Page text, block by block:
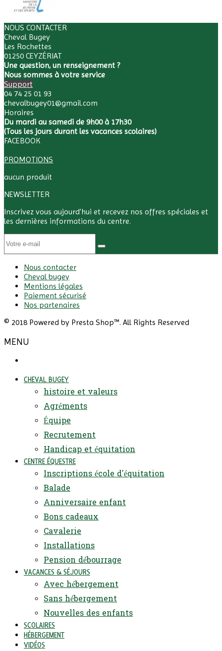
NOUS CONTACTER
Cheval Bugey
Les Rochettes
01250 CEYZÉRIAT
Une question, un renseignement ?
Nous sommes à votre service
Support
04 74 25 01 93
chevalbugey01@gmail.com
Horaires
Du mardi au samedi de 9h00 à 17h30
(Tous les jours durant les vacances scolaires)
FACEBOOK
PROMOTIONS
aucun produit
NEWSLETTER
Inscrivez vous aujourd'hui et recevez nos offres spéciales et
les dernières informations du centre.
Nous contacter
Cheval bugey
Mentions légales
Paiement sécurisé
Nos partenaires
© 2018 Powered by Presta Shop™. All Rights Reserved
MENU
CHEVAL BUGEY
histoire et valeurs
Agréments
Équipe
Recrutement
Handicap et équitation
CENTRE ÉQUESTRE
Inscriptions école d'équitation
Balade
Anniversaire enfant
Bons cadeaux
Cavalerie
Installations
Pension débourrage
VACANCES & SÉJOURS
Avec hébergement
Sans hébergement
Nouvelles des enfants
SCOLAIRES
HÉBERGEMENT
VIDÉOS